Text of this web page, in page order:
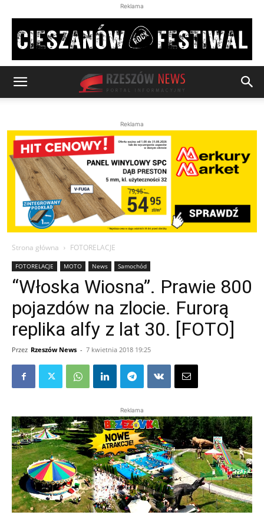
Reklama
Reklama
Strona główna FOTORELACJE
FOTORELACJE MOTO News Samochód
“Włoska Wiosna”. Prawie 800
pojazdów na zlocie. Furorą
replika alfy z lat 30. [FOTO]
Przez Rzeszów News - 7 kwietnia 2018 19:25
Reklama